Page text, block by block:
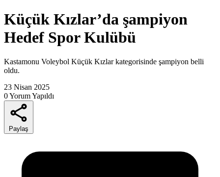
Küçük Kızlar’da şampiyon
Hedef Spor Kulübü
Kastamonu Voleybol Küçük Kızlar kategorisinde şampiyon belli
oldu.
23 Nisan 2025
0 Yorum Yapıldı
Paylaş